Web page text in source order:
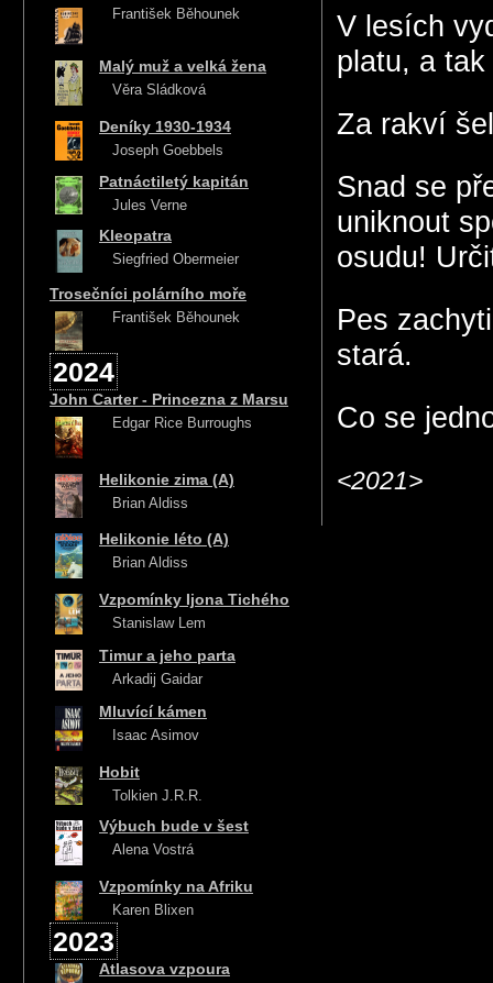
František Běhounek
Malý muž a velká žena
Věra Sládková
Deníky 1930-1934
Joseph Goebbels
Patnáctiletý kapitán
Jules Verne
Kleopatra
Siegfried Obermeier
Trosečníci polárního moře
František Běhounek
2024
John Carter - Princezna z Marsu
Edgar Rice Burroughs
Helikonie zima (A)
Brian Aldiss
Helikonie léto (A)
Brian Aldiss
Vzpomínky Ijona Tichého
Stanislaw Lem
Timur a jeho parta
Arkadij Gaidar
Mluvící kámen
Isaac Asimov
Hobit
Tolkien J.R.R.
Výbuch bude v šest
Alena Vostrá
Vzpomínky na Afriku
Karen Blixen
2023
Atlasova vzpoura
V lesích
platu, a
Za rakví
Snad se
uniknout
osudu!
Pes
stará.
Co se
<2021>